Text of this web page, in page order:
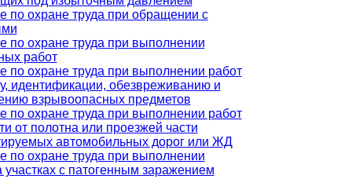
по охране труда при обращении с
по охране труда при выполнении
работ
по охране труда при выполнении работ
идентификации, обезвреживанию и
взрывоопасных предметов
по охране труда при выполнении работ
от полотна или проезжей части
автомобильных дорог или ЖД
по охране труда при выполнении
участках с патогенным заражением